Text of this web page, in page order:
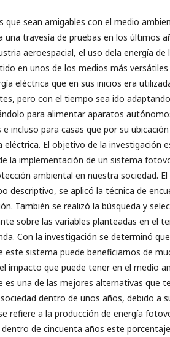
que sean amigables con el medio
travesía de pruebas en los últimos
aeroespacial, el uso dela energía de
en unos de los medios más versátiles
eléctrica que en sus inicios era
pero con el tiempo sea ido
para alimentar aparatos
incluso para casas que por su
eléctrica. El objetivo de la investigación
la implementación de un sistema
ambiental en nuestra sociedad.
descriptivo, se aplicó la técnica de
También se realizó la búsqueda y
sobre las variables planteadas en el
Con la investigación se determinó
este sistema puede beneficiarnos de
impacto que puede tener en el medio
es una de las mejores alternativas que
dentro de unos años, debido a
refiere a la producción de energía
de cincuenta años este